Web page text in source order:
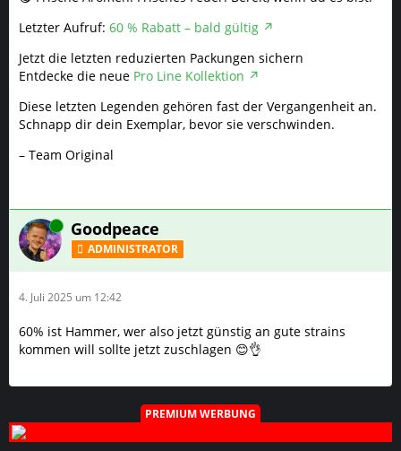
Letzter Aufruf: 60 % Rabatt – bald gültig
Jetzt die letzten reduzierten Packungen sichern
Entdecke die neue Pro Line Kollektion
Diese letzten Legenden gehören fast der Vergangenheit an.
Schnapp dir dein Exemplar, bevor sie verschwinden.
– Team Original
Online Goodpeace
ADMINISTRATOR
4. Juli 2025 um 12:42
60% ist Hammer, wer also jetzt günstig an gute strains
kommen will sollte jetzt zuschlagen 😊👌
PREMIUM WERBUNG